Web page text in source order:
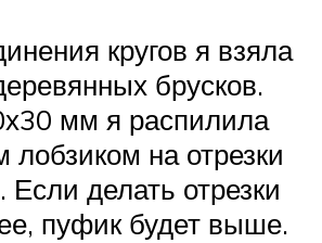
кругов я взяла
брусков.
мм я распилила
на отрезки
Если делать отрезки
пуфик будет выше.